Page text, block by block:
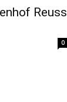
Reuss
0